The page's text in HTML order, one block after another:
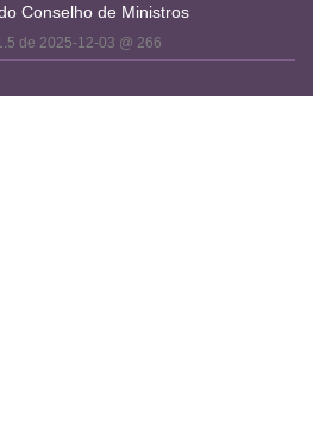
Conselho de Ministros
de 2025-12-03 @ 266